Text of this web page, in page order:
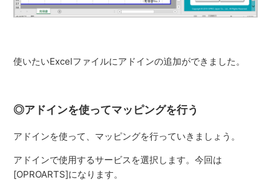
使いたいExcelファイルにアドインの追加ができました。
◎アドインを使ってマッピングを行う
アドインを使って、マッピングを行っていきましょう。
アドインで使用するサービスを選択します。今回は
[OPROARTS]になります。